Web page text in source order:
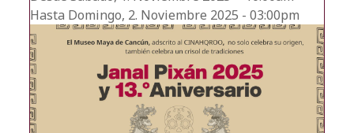
Hasta Domingo, 2. Noviembre 2025 - 03:00pm